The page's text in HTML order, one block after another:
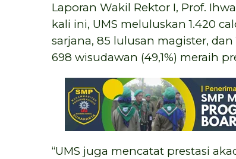
Laporan Wakil Rektor I, Prof.
kali ini, UMS meluluskan 1.420
sarjana, 85 lulusan magister,
698 wisudawan (49,1%) meraih
“UMS juga mencatat prestasi